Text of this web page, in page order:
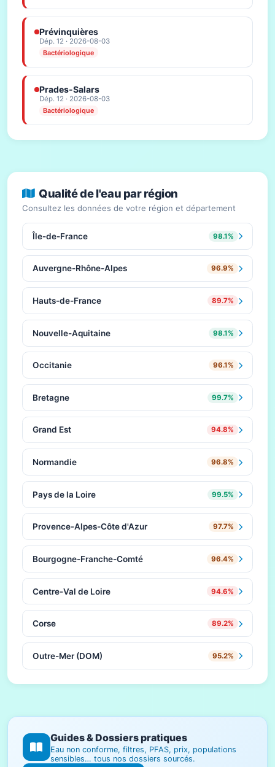
Prévinquières
Dép. 12 · 2026-08-03
Bactériologique
Prades-Salars
Dép. 12 · 2026-08-03
Bactériologique
Qualité de l'eau par région
Consultez les données de votre région et département
Île-de-France 98.1%
Auvergne-Rhône-Alpes 96.9%
Hauts-de-France 89.7%
Nouvelle-Aquitaine 98.1%
Occitanie 96.1%
Bretagne 99.7%
Grand Est 94.8%
Normandie 96.8%
Pays de la Loire 99.5%
Provence-Alpes-Côte d'Azur 97.7%
Bourgogne-Franche-Comté 96.4%
Centre-Val de Loire 94.6%
Corse 89.2%
Outre-Mer (DOM) 95.2%
Guides & Dossiers pratiques
Eau non conforme, filtres, PFAS, prix, populations
sensibles… tous nos dossiers sourcés.